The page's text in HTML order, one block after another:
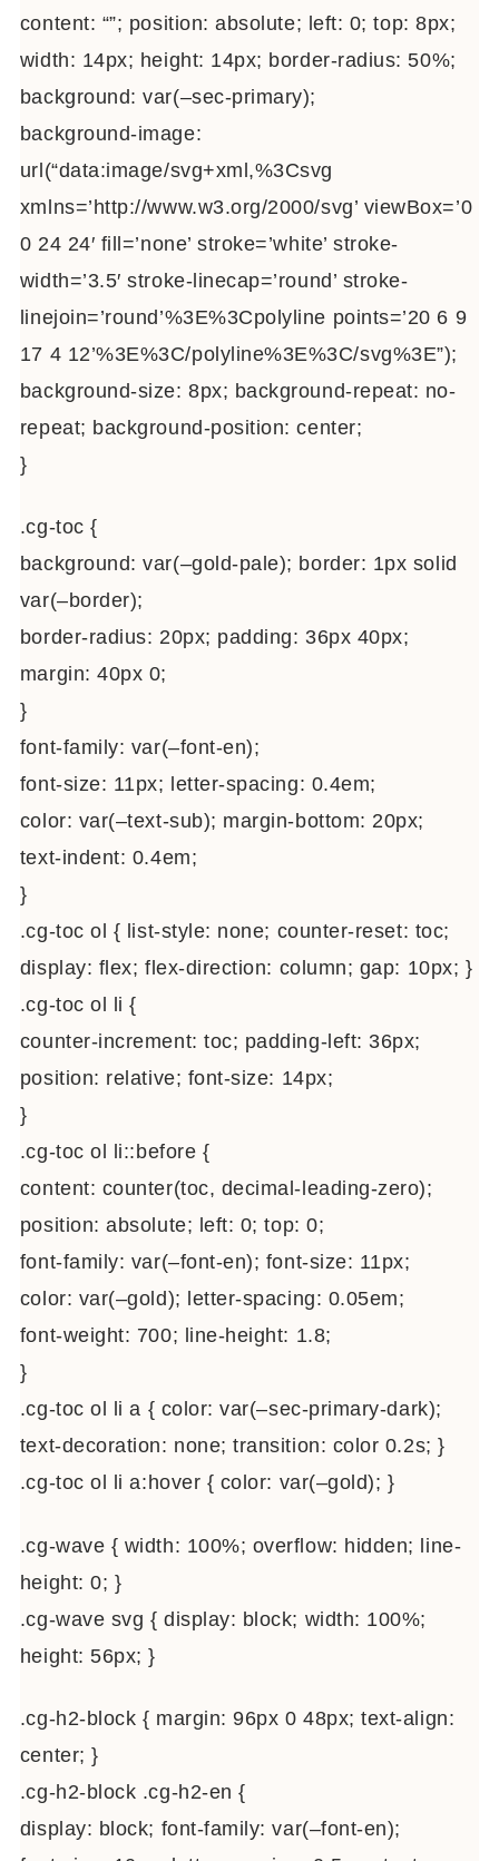
content: “”; position: absolute; left: 0; top: 8px;
width: 14px; height: 14px; border-radius: 50%;
background: var(–sec-primary);
background-image:
url(“data:image/svg+xml,%3Csvg
xmlns=’http://www.w3.org/2000/svg’ viewBox=’0
0 24 24′ fill=’none’ stroke=’white’ stroke-
width=’3.5′ stroke-linecap=’round’ stroke-
linejoin=’round’%3E%3Cpolyline points=’20 6 9
17 4 12’%3E%3C/polyline%3E%3C/svg%3E”);
background-size: 8px; background-repeat: no-
repeat; background-position: center;
}
.cg-toc {
background: var(–gold-pale); border: 1px solid
var(–border);
border-radius: 20px; padding: 36px 40px;
margin: 40px 0;
}
font-family: var(–font-en);
font-size: 11px; letter-spacing: 0.4em;
color: var(–text-sub); margin-bottom: 20px;
text-indent: 0.4em;
}
.cg-toc ol { list-style: none; counter-reset: toc;
display: flex; flex-direction: column; gap: 10px; }
.cg-toc ol li {
counter-increment: toc; padding-left: 36px;
position: relative; font-size: 14px;
}
.cg-toc ol li::before {
content: counter(toc, decimal-leading-zero);
position: absolute; left: 0; top: 0;
font-family: var(–font-en); font-size: 11px;
color: var(–gold); letter-spacing: 0.05em;
font-weight: 700; line-height: 1.8;
}
.cg-toc ol li a { color: var(–sec-primary-dark);
text-decoration: none; transition: color 0.2s; }
.cg-toc ol li a:hover { color: var(–gold); }
.cg-wave { width: 100%; overflow: hidden; line-
height: 0; }
.cg-wave svg { display: block; width: 100%;
height: 56px; }
.cg-h2-block { margin: 96px 0 48px; text-align:
center; }
.cg-h2-block .cg-h2-en {
display: block; font-family: var(–font-en);